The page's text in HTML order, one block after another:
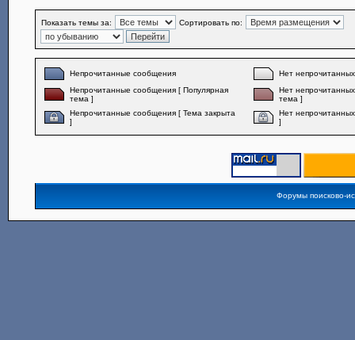
Показать темы за: Сортировать по:
Непрочитанные сообщения
Нет
Непрочитанные сообщения [ Популярная
тема ]
Нет
тема ]
Непрочитанные сообщения [ Тема закрыта
]
Нет
]
Форумы поисково-